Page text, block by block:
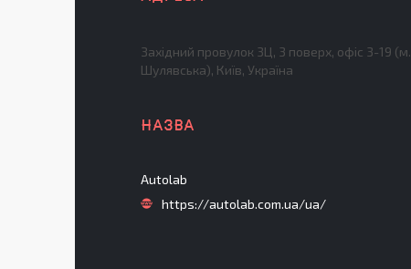
Західний провулок 3Ц, 3 поверх, офіс 3-19 (м.
Шулявська), Київ, Україна
Autolab
https://autolab.com.ua/ua/